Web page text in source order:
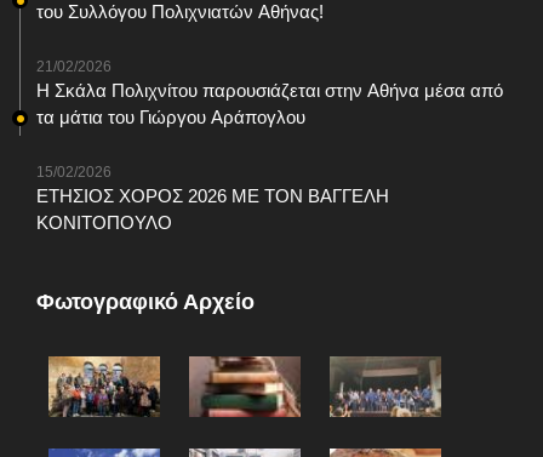
του Συλλόγου Πολιχνιατών Αθήνας!
21/02/2026
Η Σκάλα Πολιχνίτου παρουσιάζεται στην Αθήνα μέσα από
τα μάτια του Γιώργου Αράπογλου
15/02/2026
ΕΤΗΣΙΟΣ ΧΟΡΟΣ 2026 ΜΕ ΤΟΝ ΒΑΓΓΕΛΗ
ΚΟΝΙΤΟΠΟΥΛΟ
Φωτογραφικό Αρχείο